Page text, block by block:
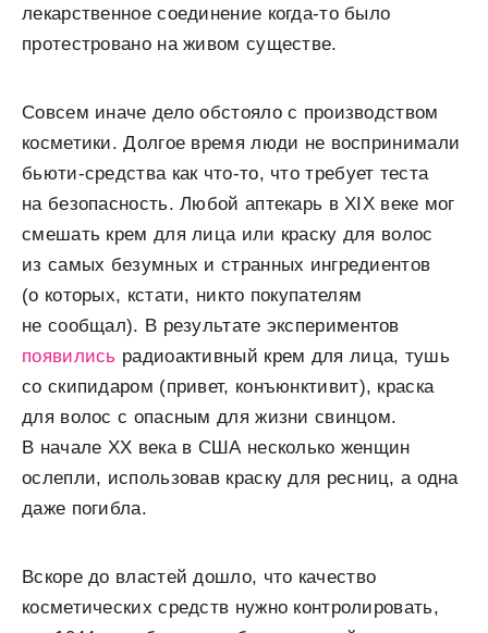
лекарственное соединение когда-то было
протестровано на живом существе.
Совсем иначе дело обстояло с производством
косметики. Долгое время люди не воспринимали
бьюти-средства как что-то, что требует теста
на безопасность. Любой аптекарь в XIX веке мог
смешать крем для лица или краску для волос
из самых безумных и странных ингредиентов
(о которых, кстати, никто покупателям
не сообщал). В результате экспериментов
появились радиоактивный крем для лица, тушь
со скипидаром (привет, конъюнктивит), краска
для волос с опасным для жизни свинцом.
В начале XX века в США несколько женщин
ослепли, использовав краску для ресниц, а одна
даже погибла.
Вскоре до властей дошло, что качество
косметических средств нужно контролировать,